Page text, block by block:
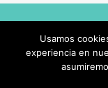
Usamos
experiencia en